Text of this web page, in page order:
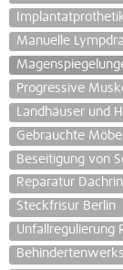
Manuelle
Progressive
Landhäuser und
Gebrauchte Möbel
Beseitigung von
Reparatur
Steckfrisur Berlin
Unfallregulierung